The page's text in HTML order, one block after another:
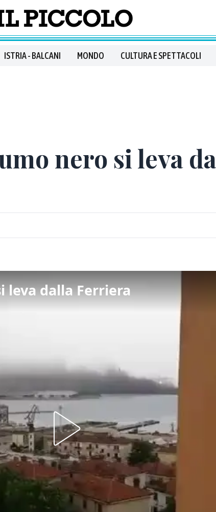
ISTRIA - BALCANI MONDO CULTURA E SPETTACOLI
nero si leva
leva dalla Ferriera